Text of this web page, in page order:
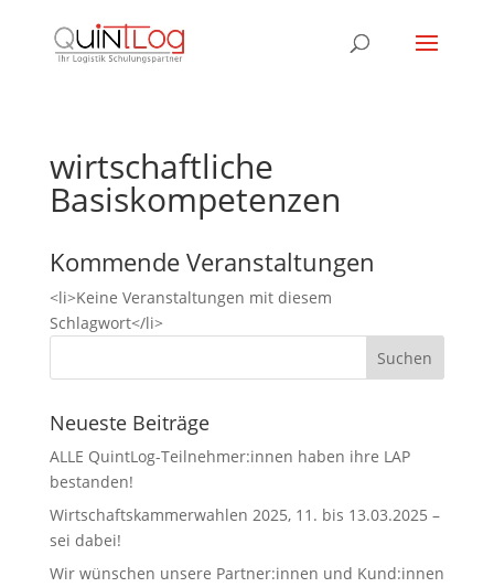
wirtschaftliche
Basiskompetenzen
Kommende Veranstaltungen
<li>Keine Veranstaltungen mit diesem
Schlagwort</li>
Neueste Beiträge
ALLE QuintLog-Teilnehmer:innen haben ihre LAP
bestanden!
Wirtschaftskammerwahlen 2025, 11. bis 13.03.2025 –
sei dabei!
Wir wünschen unsere Partner:innen und Kund:innen